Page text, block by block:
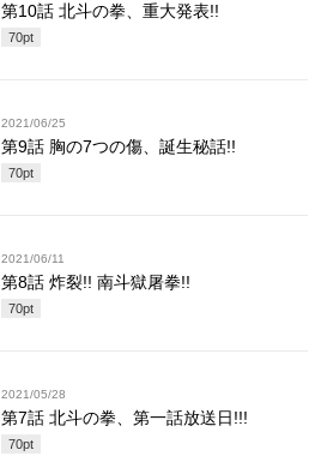
第10話 北斗の拳、重大発表!!
70pt
2021/06/25
第9話 胸の7つの傷、誕生秘話!!
70pt
2021/06/11
第8話 炸裂!! 南斗獄屠拳!!
70pt
2021/05/28
第7話 北斗の拳、第一話放送日!!!
70pt